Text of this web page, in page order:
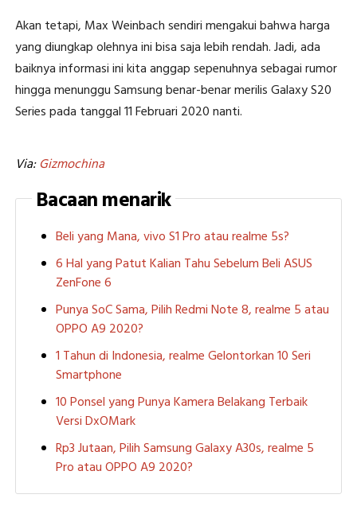
Akan tetapi, Max Weinbach sendiri mengakui bahwa harga
yang diungkap olehnya ini bisa saja lebih rendah. Jadi, ada
baiknya informasi ini kita anggap sepenuhnya sebagai rumor
hingga menunggu Samsung benar-benar merilis Galaxy S20
Series pada tanggal 11 Februari 2020 nanti.
Via:Gizmochina
Bacaan menarik
Beli yang Mana, vivo S1 Pro atau realme 5s?
6 Hal yang Patut Kalian Tahu Sebelum Beli ASUS
ZenFone 6
Punya SoC Sama, Pilih Redmi Note 8, realme 5 atau
OPPO A9 2020?
1 Tahun di Indonesia, realme Gelontorkan 10 Seri
Smartphone
10 Ponsel yang Punya Kamera Belakang Terbaik
Versi DxOMark
Rp3 Jutaan, Pilih Samsung Galaxy A30s, realme 5
Pro atau OPPO A9 2020?